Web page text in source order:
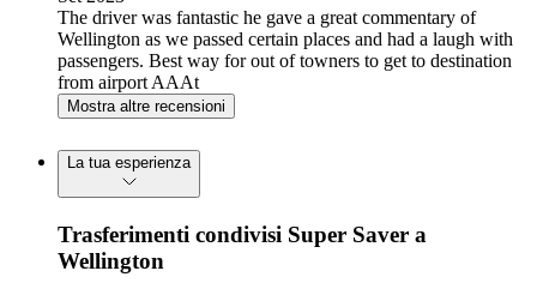
The driver was fantastic he gave a great commentary of
Wellington as we passed certain places and had a laugh with
passengers. Best way for out of towners to get to destination
from airport AAAt
Mostra altre recensioni
La tua esperienza
Trasferimenti condivisi Super Saver a
Wellington